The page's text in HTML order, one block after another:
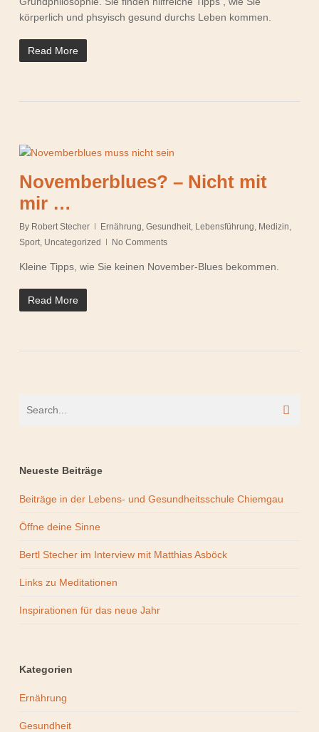
körperlich und phsyisch gesund durchs Leben kommen.
Read More
Novemberblues? – Nicht mit
mir …
By Robert Stecher Ernährung, Gesundheit, Lebensführung, Medizin,
Sport, Uncategorized No Comments
Kleine Tipps, wie Sie keinen November-Blues bekommen.
Read More
Neueste Beiträge
Beiträge in der Lebens- und Gesundheitsschule Chiemgau
Öffne deine Sinne
Bertl Stecher im Interview mit Matthias Asböck
Links zu Meditationen
Inspirationen für das neue Jahr
Kategorien
Ernährung
Gesundheit